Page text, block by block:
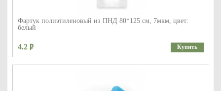
Фартук полиэтиленовый из ПНД 80*125 см, 7мкм, цвет:
белый
4.2 Купить